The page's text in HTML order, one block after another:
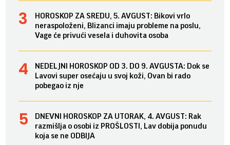
HOROSKOP ZA SREDU, 5. AVGUST: Bikovi vrlo
neraspoloženi, Blizanci imaju probleme na poslu,
Vage će privući vesela i duhovita osoba
NEDELJNI HOROSKOP OD 3. DO 9. AVGUSTA: Dok se
Lavovi super osećaju u svoj koži, Ovan bi rado
pobegao iz nje
DNEVNI HOROSKOP ZA UTORAK, 4. AVGUST: Rak
razmišlja o osobi iz PROŠLOSTI, Lav dobija ponudu
koja se ne ODBIJA